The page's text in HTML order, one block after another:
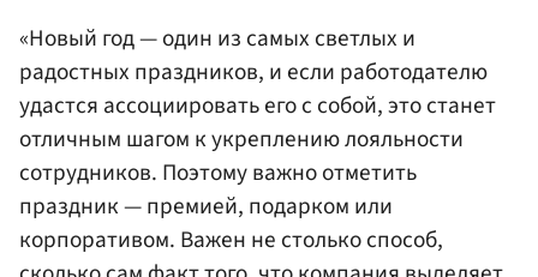
«Новый год — один из самых светлых и
радостных праздников, и если работодателю
удастся ассоциировать его с собой, это станет
отличным шагом к укреплению лояльности
сотрудников. Поэтому важно отметить
праздник — премией, подарком или
корпоративом. Важен не столько способ,